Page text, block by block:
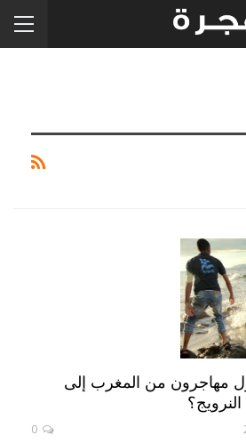
مهاجرون من المغرب إلى